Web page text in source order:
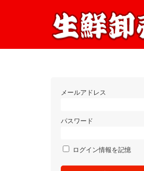
メールアドレス
パスワード
ログイン情報を記憶